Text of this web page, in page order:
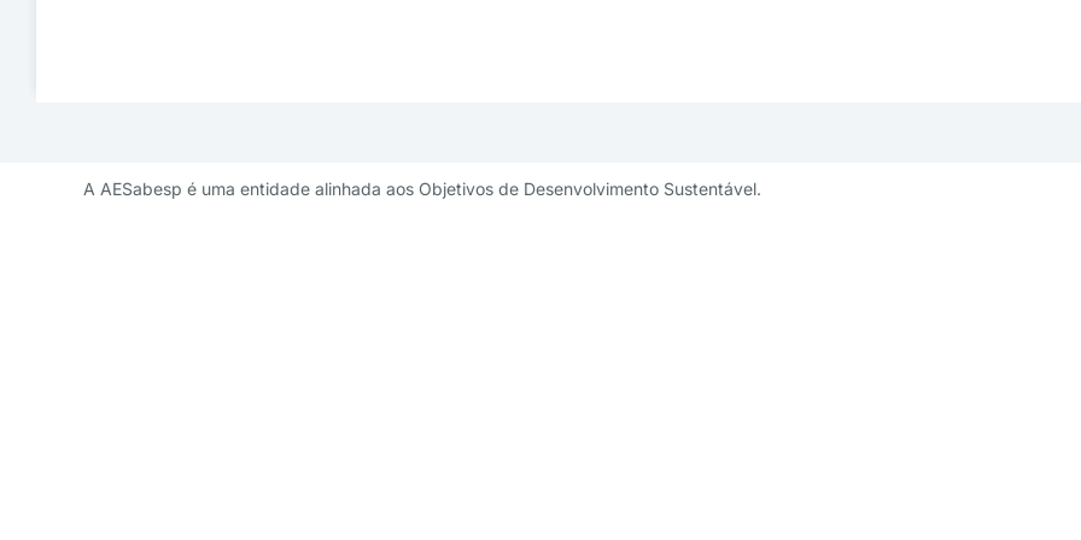
A AESabesp é uma entidade alinhada aos Objetivos de Desenvolvimento Sustentável.